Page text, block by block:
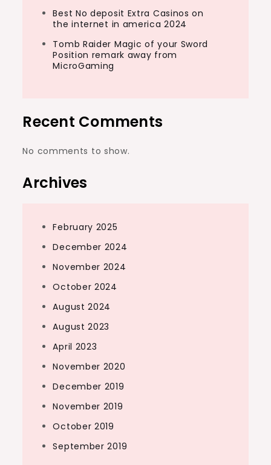
Best No deposit Extra Casinos on
the internet in america 2024
Tomb Raider Magic of your Sword
Position remark away from
MicroGaming
Recent Comments
No comments to show.
Archives
February 2025
December 2024
November 2024
October 2024
August 2024
August 2023
April 2023
November 2020
December 2019
November 2019
October 2019
September 2019